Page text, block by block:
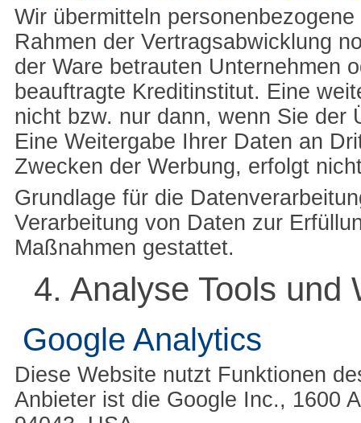
Wir übermitteln
Rahmen der Vertragsabwicklung
der Ware betrauten Unternehmen
beauftragte Kreditinstitut. Eine
nicht bzw. nur dann, wenn Sie der
Eine Weitergabe Ihrer Daten an
Zwecken der Werbung, erfolgt
Grundlage für die
Verarbeitung von Daten zur
Maßnahmen gestattet.
4. Analyse Tools und
Google Analytics
Diese Website nutzt Funktionen
Anbieter ist die Google Inc., 1600